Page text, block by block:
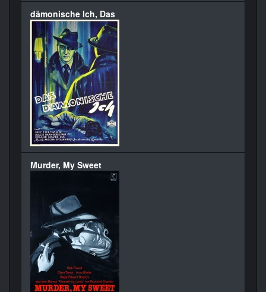
dämonische Ich, Das
Murder, My Sweet